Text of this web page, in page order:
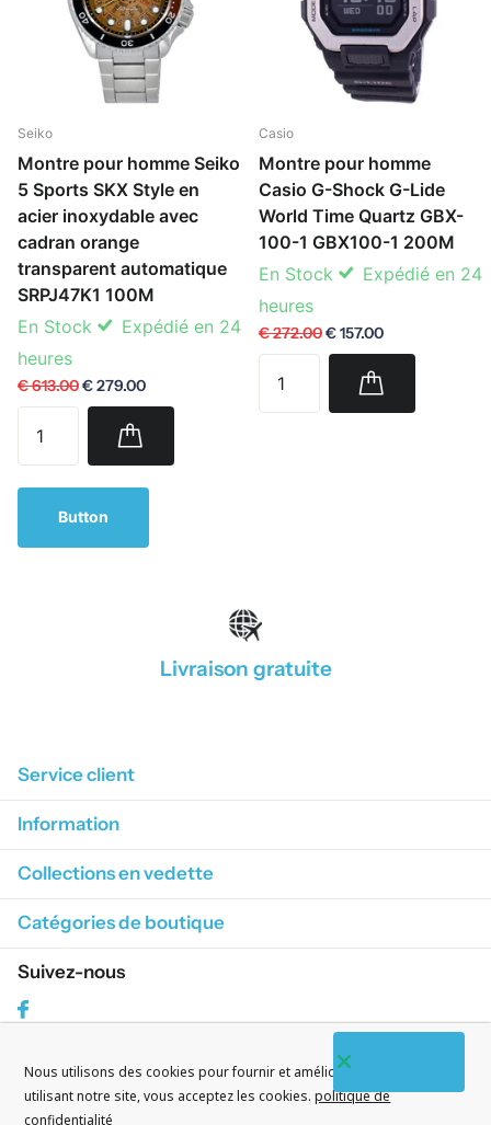
Seiko
Montre pour homme Seiko
5 Sports SKX Style en
acier inoxydable avec
cadran orange
transparent automatique
SRPJ47K1 100M
En Stock
Expédié en 24
heures
€ 613.00€ 279.00
Casio
Montre pour homme
Casio G-Shock G-Lide
World Time Quartz GBX-
100-1 GBX100-1 200M
En Stock
Expédié en 24
heures
€ 272.00€ 157.00
Button
Livraison gratuite
Service client
Information
Collections en vedette
Catégories de boutique
Suivez-nous
S'abonner à nos courriels
Nous utilisons des cookies pour fournir et améliorer nos services. En
utilisant notre site, vous acceptez les cookies. politique de
confidentialité